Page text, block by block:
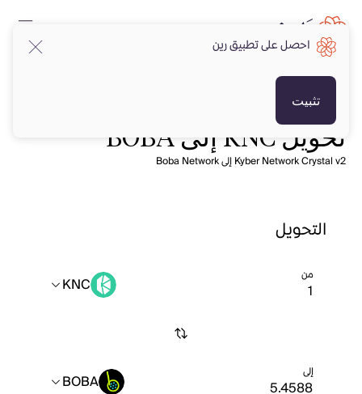
تحويل KNC إلى BOBA
Kyber Network Crystal v2 إلى Boba Network
التحويل
من KNC
إلى BOBA
احصل على تطبيق رين
تثبيت